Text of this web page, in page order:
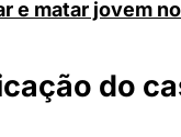
e matar jovem
do